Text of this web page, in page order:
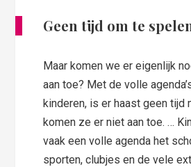
Geen tijd om te
Maar komen we er eigenlijk
aan toe? Met de volle
kinderen, is er haast geen tijd
komen ze er niet aan toe. …
vaak een volle agenda het
sporten, clubjes en de vele